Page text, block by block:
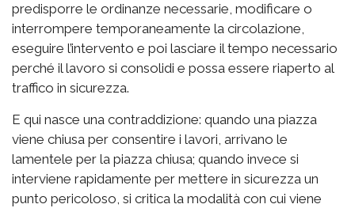
predisporre le ordinanze necessarie, modificare o
interrompere temporaneamente la circolazione,
eseguire l’intervento e poi lasciare il tempo necessario
perché il lavoro si consolidi e possa essere riaperto al
traffico in sicurezza.
E qui nasce una contraddizione: quando una piazza
viene chiusa per consentire i lavori, arrivano le
lamentele per la piazza chiusa; quando invece si
interviene rapidamente per mettere in sicurezza un
punto pericoloso, si critica la modalità con cui viene